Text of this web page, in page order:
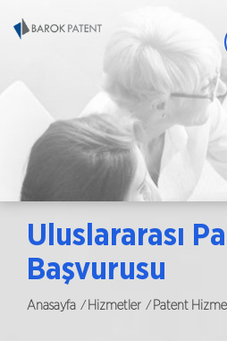
Uluslararası
Başvurusu
Anasayfa / Hizmetler / Patent